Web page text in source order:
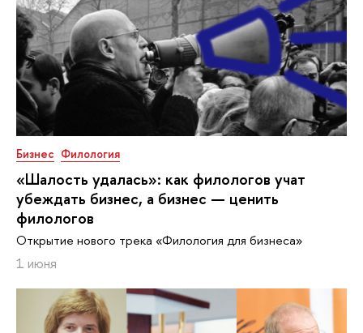
Бизнес Филология
«Шалость удалась»: как филологов учат
убеждать бизнес, а бизнес — ценить
филологов
Открытие нового трека «Филология для бизнеса»
1 июня